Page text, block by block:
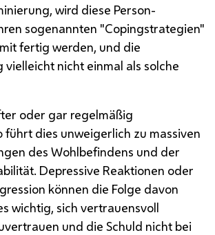
wird diese Person-
sogenannten "Copingstrategien"
fertig werden, und die
vielleicht nicht einmal als solche
oder gar regelmäßig
führt dies unweigerlich zu massiven
des Wohlbefindens und der
Depressive Reaktionen oder
können die Folge davon
wichtig, sich vertrauensvoll
und die Schuld nicht bei